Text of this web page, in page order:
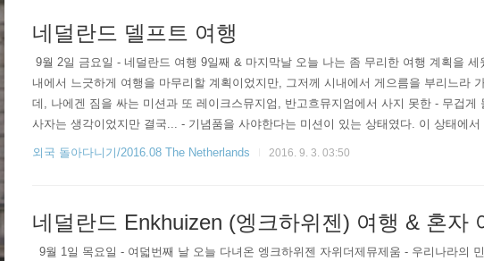
네덜란드 델프트 여행
9월 2일 금요일 - 네덜란드 여행 9일째 & 마지막날 오늘 나는 좀 무리한 여행 계획을
내에서 느긋하게 여행을 마무리할 계획이었지만, 그저께 시내에서 게으름을 부리느라
데, 나에겐 짐을 싸는 미션과 또 레이크스뮤지엄, 반고흐뮤지엄에서 사지 못한 - 무겁
사자는 생각이었지만 결국... - 기념품을 사야한다는 미션이 있는 상태였다. 이 상태에
에 간다는 것은 무리 그 자체. 그렇지만 결국 나는 "늘 그렇듯이" 델프트에 가고야 말았
외국 돌아다니기/2016.08 The Netherlands 2016. 9. 3. 03:50
네덜란드 Enkhuizen (엥크하위젠) 여행 & 혼자
​​9월 1일 목요일 - 여덟번째 날 오늘 다녀온 엥크하위젠 자위더제뮤제움 - 우리나라의